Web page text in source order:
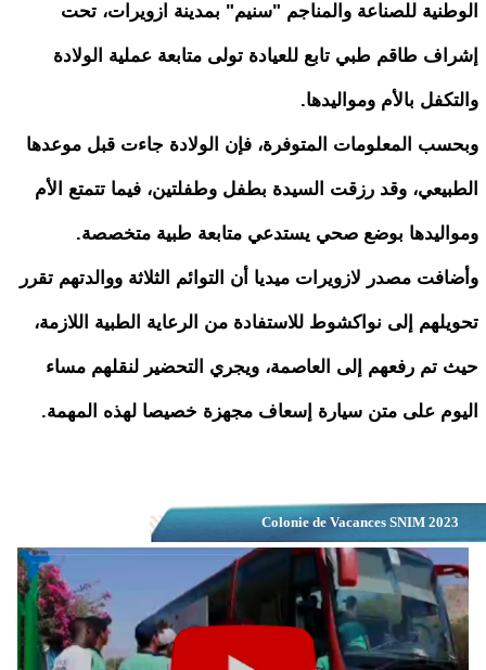
الوطنية للصناعة والمناجم "سنيم" بمدينة ازويرات، تحت
إشراف طاقم طبي تابع للعيادة تولى متابعة عملية الولادة
والتكفل بالأم ومواليدها.
وبحسب المعلومات المتوفرة، فإن الولادة جاءت قبل موعدها
الطبيعي، وقد رزقت السيدة بطفل وطفلتين، فيما تتمتع الأم
ومواليدها بوضع صحي يستدعي متابعة طبية متخصصة.
وأضافت مصدر لازويرات ميديا أن التوائم الثلاثة ووالدتهم تقرر
تحويلهم إلى نواكشوط للاستفادة من الرعاية الطبية اللازمة،
حيث تم رفعهم إلى العاصمة، ويجري التحضير لنقلهم مساء
اليوم على متن سيارة إسعاف مجهزة خصيصا لهذه المهمة.
Colonie de Vacances SNIM 2023